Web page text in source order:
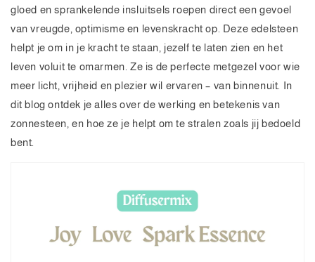
gloed en sprankelende insluitsels roepen direct een gevoel
van vreugde, optimisme en levenskracht op. Deze edelsteen
helpt je om in je kracht te staan, jezelf te laten zien en het
leven voluit te omarmen. Ze is de perfecte metgezel voor wie
meer licht, vrijheid en plezier wil ervaren – van binnenuit. In
dit blog ontdek je alles over de werking en betekenis van
zonnesteen, en hoe ze je helpt om te stralen zoals jij bedoeld
bent.